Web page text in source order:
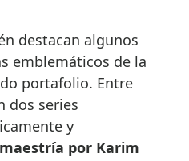
destacan algunos
emblemáticos de la
portafolio. Entre
dos series
y
por Karim